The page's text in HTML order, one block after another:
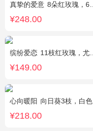
真挚的爱意 8朵红玫瑰，6朵香槟玫瑰，5朵粉玫瑰，叶上黄金点缀。
¥248.00
缤纷爱恋 11枝红玫瑰，尤加利叶搭配
¥149.00
心向暖阳 向日葵3枝，白色洋桔梗0.5扎，绿色小雏菊2枝，雪柳0.1扎
¥218.00